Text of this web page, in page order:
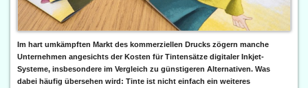
Im hart umkämpften Markt des kommerziellen Drucks zögern manche
Unternehmen angesichts der Kosten für Tintensätze digitaler Inkjet-
Systeme, insbesondere im Vergleich zu günstigeren Alternativen. Was
dabei häufig übersehen wird: Tinte ist nicht einfach ein weiteres